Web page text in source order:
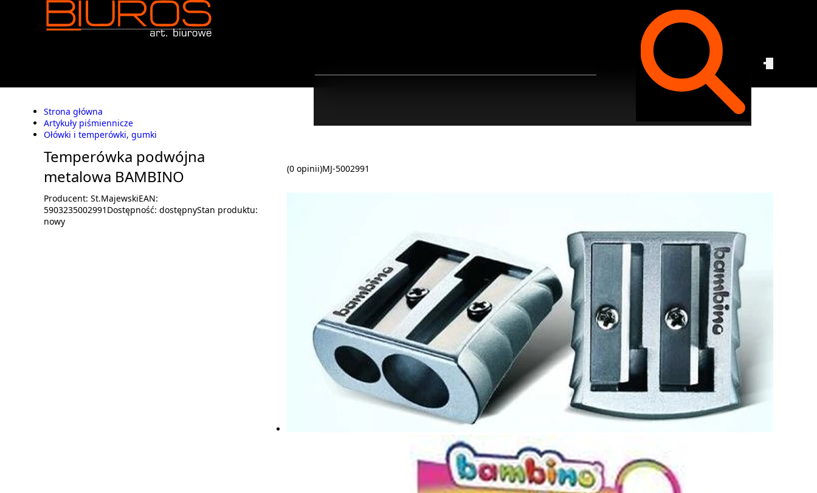
Strona główna
Artykuły piśmiennicze
Ołówki i temperówki, gumki
Temperówka podwójna
metalowa BAMBINO
(0 opinii)MJ-5002991
Producent: St.MajewskiEAN:
5903235002991 Dostępność: dostępnyStan produktu:
nowy